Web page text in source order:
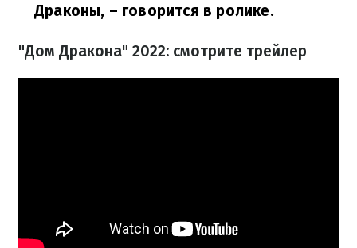
Драконы, – говорится в ролике.
"Дом Дракона" 2022: смотрите трейлер